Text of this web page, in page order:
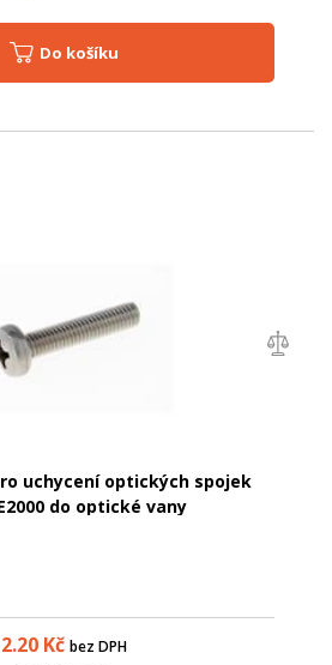
Do košíku
uchycení optických spojek
do optické vany
2.20Kč bez DPH